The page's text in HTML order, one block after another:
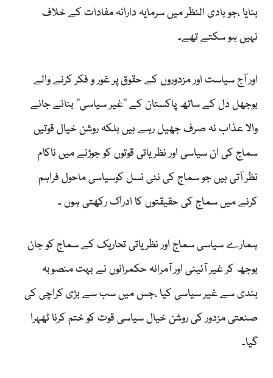
بنایا ،جو بادی النظر میں سرمایہ دارانہ مفادات کے خلاف
نہیں ہو سکتے تھے۔
اور آج سیاست اور مزدوروں کے حقوق پر غور و فکر کرنے والے
بوجھل دل کے ساتھ پاکستان کے ’’غیر سیاسی‘‘ بنائے جانے
والا عذاب نہ صرف جھیل رہے ہیں بلکہ روشن خیال قوتیں
سماج کی ان سیاسی اور نظریاتی قوتوں کو جوڑنے میں ناکام
نظر آتی ہیں جو سماج کی نئی نسل کوسیاسی ماحول فراہم
کرنے میں سماج کی حقیقتوں کا ادراک رکھتی ہوں ۔
ہمارے سیاسی سماج اور نظریاتی تحاریک کے سماج کو جان
بوجھ کر غیر آئینی اور آمرانہ حکمرانوں نے بہت منصوبہ
بندی سے غیر سیاسی کیا ،جس میں سب سے بڑی کراچی کی
صنعتی مزدور کی روشن خیال سیاسی قوت کو ختم کرنا ٹھہرا
گیا۔